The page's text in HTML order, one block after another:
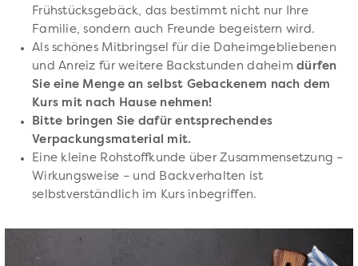
Frühstücksgebäck, das bestimmt nicht nur Ihre
Familie, sondern auch Freunde begeistern wird.
Als schönes Mitbringsel für die Daheimgebliebenen
und Anreiz für weitere Backstunden daheimdürfen
Sie eine Menge an selbst Gebackenem nach dem
Kurs mit nach Hause nehmen!
Bitte bringen Sie dafür entsprechendes
Verpackungsmaterial mit.
Eine kleine Rohstoffkunde über Zusammensetzung –
Wirkungsweise – und Backverhalten ist
selbstverständlich im Kurs inbegriffen.